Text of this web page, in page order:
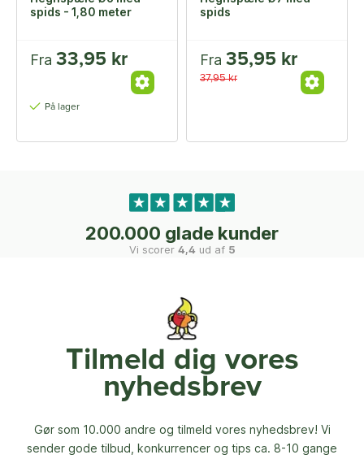
spids - 1,80 meter
Fra 33,95 kr
På lager
spids
Fra 35,95 kr
37,95 kr
200.000 glade kunder
Vi scorer 4,4 ud af 5
Tilmeld dig vores
nyhedsbrev
Gør som 10.000 andre og tilmeld vores nyhedsbrev! Vi
sender gode tilbud, konkurrencer og tips ca. 8-10 gange